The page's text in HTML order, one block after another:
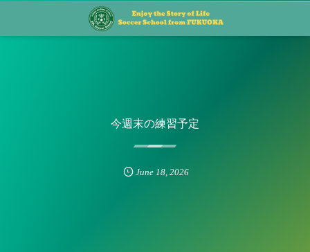
今週末の練習予定
June 18,2026